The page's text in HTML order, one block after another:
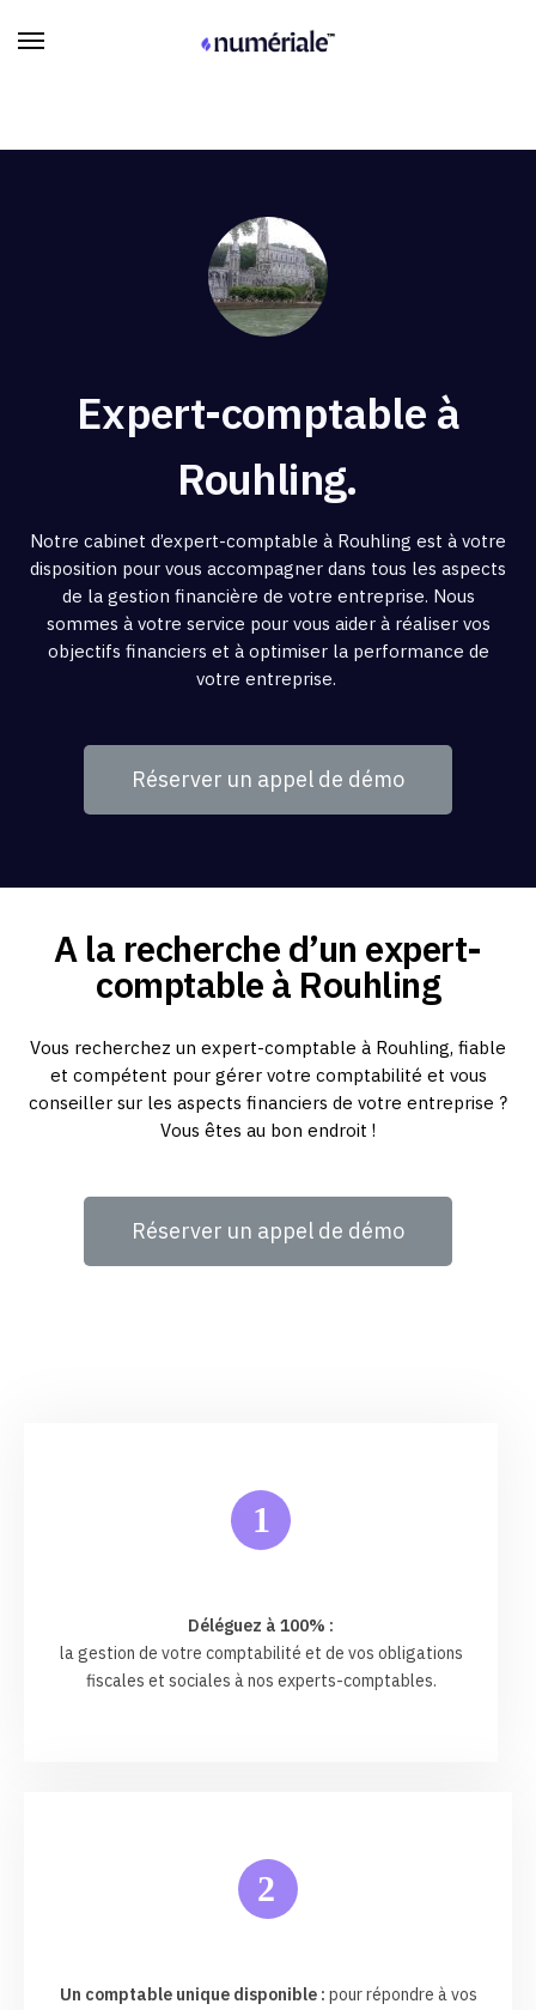
Expert-comptable à
Rouhling.
Notre cabinet d’expert-comptable à Rouhling est à votre
disposition pour vous accompagner dans tous les aspects
de la gestion financière de votre entreprise. Nous
sommes à votre service pour vous aider à réaliser vos
objectifs financiers et à optimiser la performance de
votre entreprise.
Réserver un appel de démo
A la recherche d’un expert-
comptable à Rouhling
Vous recherchez un expert-comptable à Rouhling, fiable
et compétent pour gérer votre comptabilité et vous
conseiller sur les aspects financiers de votre entreprise ?
Vous êtes au bon endroit !
Réserver un appel de démo
1
Déléguez à 100% :
la gestion de votre comptabilité et de vos obligations
fiscales et sociales à nos experts-comptables.
2
Un comptable unique disponible : pour répondre à vos